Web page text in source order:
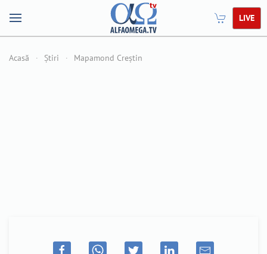
LIVE
Acasă Știri Mapamond Creștin